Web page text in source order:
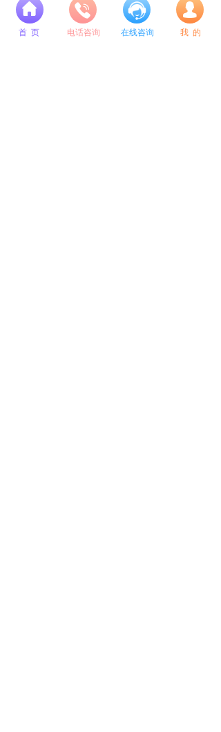
成公十年公考教学经验师资团队
넙
首 页 电话咨询 在线咨询 我 的